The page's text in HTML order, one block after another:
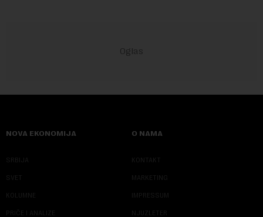
NOVA EKONOMIJA
SRBIJA
SVET
KOLUMNE
PRIČE I ANALIZE
O NAMA
KONTAKT
MARKETING
IMPRESSUM
NJUZLETER